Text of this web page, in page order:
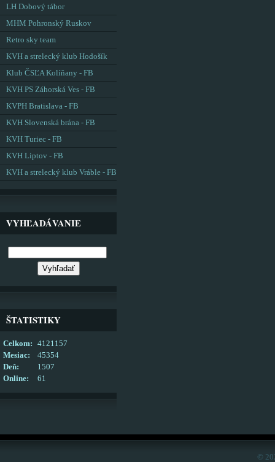
LH Dobový tábor
MHM Pohronský Ruskov
Retro sky team
KVH a strelecký klub Hodošík
Klub ČSĽA Kolíňany - FB
KVH PS Záhorská Ves - FB
KVPH Bratislava - FB
KVH Slovenská brána - FB
KVH Turiec - FB
KVH Liptov - FB
KVH a strelecký klub Vráble - FB
VYHĽADÁVANIE
ŠTATISTIKY
Online: 61
Celkom:
4121157
Mesiac:
45354
Deň:
1507
©